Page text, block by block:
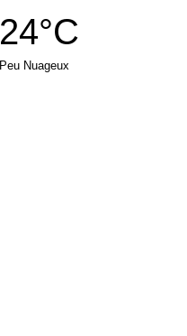
24°C
Peu Nuageux